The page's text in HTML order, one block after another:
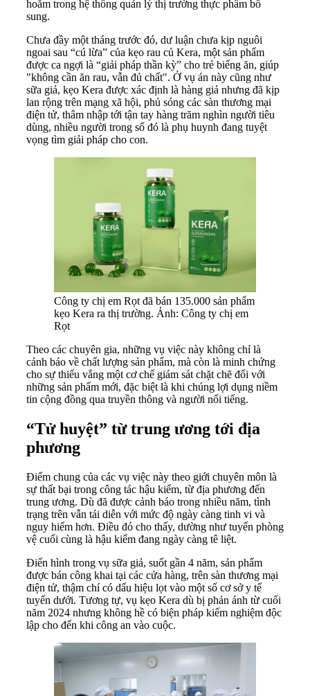
hoắm trong hệ thống quản lý thị trường thực phẩm bổ
sung.
Chưa đầy một tháng trước đó, dư luận chưa kịp nguôi
ngoai sau “cú lừa” của kẹo rau củ Kera, một sản phẩm
được ca ngợi là “giải pháp thần kỳ” cho trẻ biếng ăn, giúp
"không cần ăn rau, vẫn đủ chất". Ở vụ án này cũng như
sữa giả, kẹo Kera được xác định là hàng giả nhưng đã kịp
lan rộng trên mạng xã hội, phủ sóng các sàn thương mại
điện tử, thâm nhập tới tận tay hàng trăm nghìn người tiêu
dùng, nhiều người trong số đó là phụ huynh đang tuyệt
vọng tìm giải pháp cho con.
Công ty chị em Rọt đã bán 135.000 sản phẩm
kẹo Kera ra thị trường. Ảnh: Công ty chị em
Rọt
Theo các chuyên gia, những vụ việc này không chỉ là
cảnh báo về chất lượng sản phẩm, mà còn là minh chứng
cho sự thiếu vắng một cơ chế giám sát chặt chẽ đối với
những sản phẩm mới, đặc biệt là khi chúng lợi dụng niềm
tin cộng đồng qua truyền thông và người nổi tiếng.
“Tử huyệt” từ trung ương tới địa
phương
Điểm chung của các vụ việc này theo giới chuyên môn là
sự thất bại trong công tác hậu kiểm, từ địa phương đến
trung ương. Dù đã được cảnh báo trong nhiều năm, tình
trạng trên vẫn tái diễn với mức độ ngày càng tinh vi và
nguy hiểm hơn. Điều đó cho thấy, dường như tuyến phòng
vệ cuối cùng là hậu kiểm đang ngày càng tê liệt.
Điển hình trong vụ sữa giả, suốt gần 4 năm, sản phẩm
được bán công khai tại các cửa hàng, trên sàn thương mại
điện tử, thậm chí có dấu hiệu lọt vào một số cơ sở y tế
tuyến dưới. Tương tự, vụ kẹo Kera dù bị phản ánh từ cuối
năm 2024 nhưng không hề có biện pháp kiểm nghiệm độc
lập cho đến khi công an vào cuộc.